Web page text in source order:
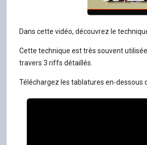
Dans cette vidéo, découvrez le
Cette technique est très souvent
travers 3 riffs détaillés.
Téléchargez les tablatures en-dessous